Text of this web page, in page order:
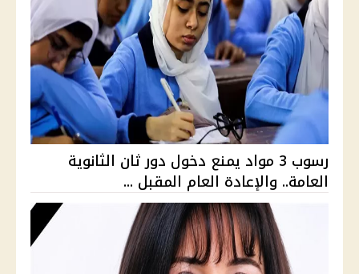
رسوب 3 مواد يمنع دخول دور ثان الثانوية
العامة.. والإعادة العام المقبل ...